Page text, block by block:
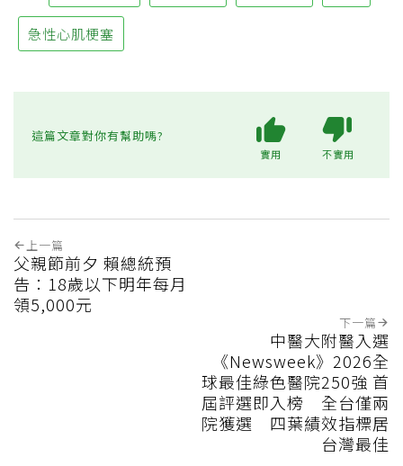
急性心肌梗塞
這篇文章對你有幫助嗎?
實用 不實用
上一篇
父親節前夕 賴總統預
告：18歲以下明年每月
領5,000元
下一篇
中醫大附醫入選
《Newsweek》2026全
球最佳綠色醫院250強 首
屆評選即入榜 全台僅兩
院獲選 四葉績效指標居
台灣最佳